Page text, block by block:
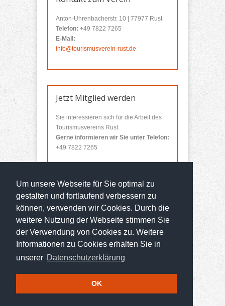
Um unsere Webseite für Sie optimal zu
gestalten und fortlaufend verbessern zu
können, verwenden wir Cookies. Durch die
weitere Nutzung der Webseite stimmen Sie
der Verwendung von Cookies zu. Weitere
Informationen zu Cookies erhalten Sie in
unserer Datenschutzerklärung
OK
Anton-Uhrenbacherstr. 10 | 77977 Rust
Telefon: +49 7822 7265
E-Mail:
info@tourismusverein-rust.de
Jetzt Mitglied werden
Sie interessieren sich für die Arbeit des
Tourismusvereins Rust.
Gerne informieren wir Sie unter Telefon:
+49 7822 7265
Über unserMitgliedsformularkönnen Sie
sich bei uns anmelden.
© 2014 Tourismusverein Rust
Entwickelt vonkreativo Media